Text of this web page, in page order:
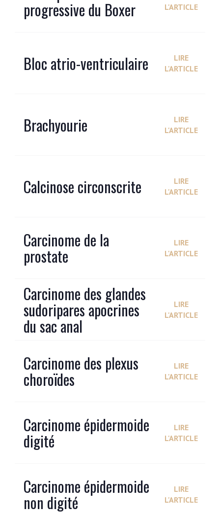
progressive du Boxer
L'ARTICLE
Bloc atrio-ventriculaire
LIRE
L'ARTICLE
Brachyourie
LIRE
L'ARTICLE
Calcinose circonscrite
LIRE
L'ARTICLE
Carcinome de la
prostate
LIRE
L'ARTICLE
Carcinome des glandes
sudoripares apocrines
du sac anal
LIRE
L'ARTICLE
Carcinome des plexus
choroïdes
LIRE
L'ARTICLE
Carcinome épidermoide
digité
LIRE
L'ARTICLE
Carcinome épidermoide
non digité
LIRE
L'ARTICLE